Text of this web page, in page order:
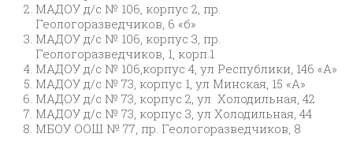
МАДОУ д/с № 106, корпус 2, пр.
Геологоразведчиков, 6 «б»
МАДОУ д/с № 106, корпус 3, пр.
Геологоразведчиков, 1, корп.1
МАДОУ д/с № 106,корпус 4, ул Республики, 146 «А»
МАДОУ д/с № 73, корпус 1, ул Минская, 15 «А»
МАДОУ д/с № 73, корпус 2, ул Холодильная, 42
МАДОУ д/с № 73, корпус 3, ул Холодильная, 44
МБОУ ООШ № 77, пр. Геологоразведчиков, 8